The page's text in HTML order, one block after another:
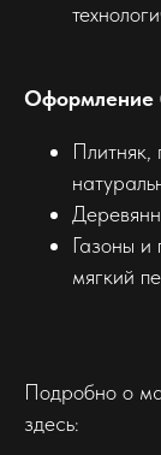
Оформление
Плитняк,
Газоны
мягкий
Подробно о
здесь: